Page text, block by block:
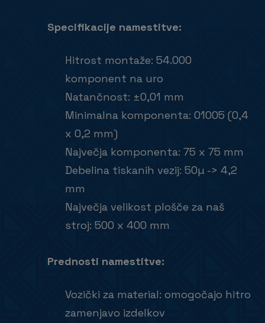
Specifikacije namestitve:
Hitrost montaže: 54.000
komponent na uro
Natančnost: ±0,01 mm
Minimalna komponenta: 01005 (0,4
x 0,2 mm)
Največja komponenta: 75 x 75 mm
Debelina tiskanih vezij: 50µ -> 4,2
mm
Največja velikost plošče za na
stroj: 500 x 400 mm
Prednosti namestitve:
Vozički za material: omogočajo hitro
zamenjavo izdelkov